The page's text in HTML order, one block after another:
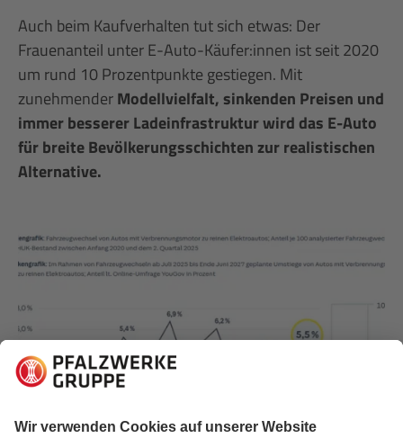
Auch beim Kaufverhalten tut sich etwas: Der
Frauenanteil unter E-Auto-Käufer:innen ist seit 2020
um rund 10 Prozentpunkte gestiegen. Mit
zunehmenderModellvielfalt, sinkenden Preisen und
immer besserer Ladeinfrastruktur wird das E-Auto
für breite Bevölkerungsschichten zur realistischen
Alternative.